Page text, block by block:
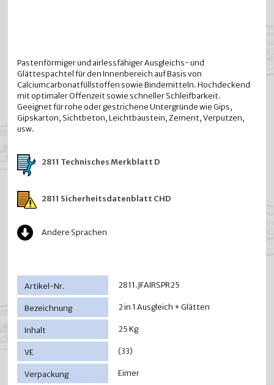
Pastenförmiger und airlessfähiger Ausgleichs- und
Glättespachtel für den Innenbereich auf Basis von
Calciumcarbonatfüllstoffen sowie Bindemitteln. Hochdeckend
mit optimaler Offenzeit sowie schneller Schleifbarkeit.
Geeignet für rohe oder gestrichene Untergründe wie Gips,
Gipskarton, Sichtbeton, Leichtbaustein, Zement, Verputzen,
usw.
2811 Technisches Merkblatt D
2811 Sicherheitsdatenblatt CHD
Andere Sprachen
2811.JFAIRSPR25
2 in 1 Ausgleich + Glätten
25 Kg
(33)
Eimer